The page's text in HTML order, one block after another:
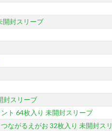
開封スリーブ
封スリーブ
ト 64枚入り 未開封スリーブ
ながるえがお 32枚入り 未開封スリ